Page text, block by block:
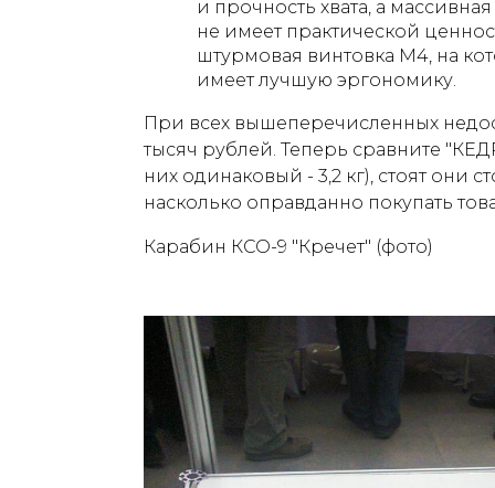
и прочность хвата, а
не имеет практической
штурмовая винтовка M4, на
имеет лучшую эргономику.
При всех вышеперечисленных
тысяч рублей. Теперь сравните
них одинаковый - 3,2 кг), стоят они
насколько оправданно покупать
Карабин КСО-9 "Кречет" (фото)